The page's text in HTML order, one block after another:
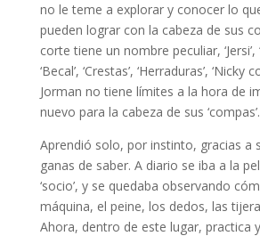
no le teme a explorar y conocer lo
pueden lograr con la cabeza de sus
corte tiene un nombre peculiar, ‘Jersi’,
‘Becal’, ‘Crestas’, ‘Herraduras’, ‘Nicky
Jorman no tiene límites a la hora de
nuevo para la cabeza de sus ‘compas’.
Aprendió solo, por instinto, gracias a
ganas de saber. A diario se iba a la
‘socio’, y se quedaba observando
máquina, el peine, los dedos, las
Ahora, dentro de este lugar, practica